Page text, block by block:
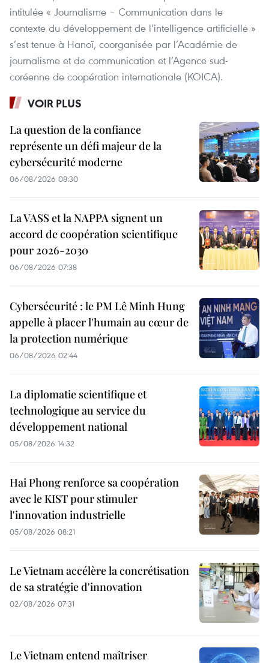
intitulée « Journalisme – Communication dans le
contexte du développement de l’intelligence artificielle »
s’est tenue à Hanoï, coorganisée par l’Académie de
journalisme et de communication et l’Agence sud-
coréenne de coopération internationale (KOICA).
VOIR PLUS
La question de la confiance
représente un défi majeur de la
cybersécurité moderne
06/08/2026 08:30
La VASS et la NAPPA signent un
accord de coopération scientifique
pour 2026-2030
06/08/2026 07:38
Cybersécurité : le PM Lê Minh Hung
appelle à placer l'humain au cœur de
la protection numérique
06/08/2026 02:44
La diplomatie scientifique et
technologique au service du
développement national
05/08/2026 14:32
Hai Phong renforce sa coopération
avec le KIST pour stimuler
l'innovation industrielle
05/08/2026 08:21
Le Vietnam accélère la concrétisation
de sa stratégie d'innovation
02/08/2026 07:31
Le Vietnam entend maîtriser